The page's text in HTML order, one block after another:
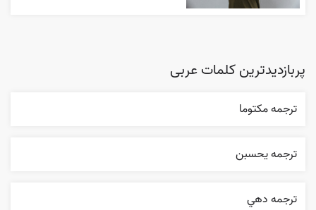
پربازدیدترین کلمات عربی
ترجمه مکتوما
ترجمه يحسبن
ترجمه دهي